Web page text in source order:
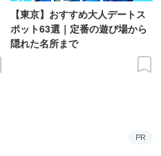
【東京】おすすめ大人デートス
ポット63選｜定番の遊び場から
隠れた名所まで
PR